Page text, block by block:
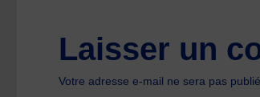
Laisser un
Votre adresse e-mail ne sera pas